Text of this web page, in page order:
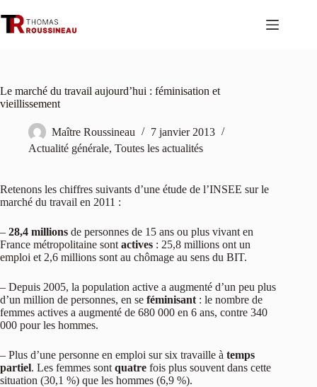
au
contenu
Le marché du travail aujourd’hui : féminisation et
vieillissement
Maître Roussineau
7 janvier 2013
Actualité générale, Toutes les actualités
Retenons les chiffres suivants d’une étude de l’INSEE sur le
marché du travail en 2011 :
– 28,4 millions de personnes de 15 ans ou plus vivant en
France métropolitaine sont actives : 25,8 millions ont un
emploi et 2,6 millions sont au chômage au sens du BIT.
– Depuis 2005, la population active a augmenté d’un peu plus
d’un million de personnes, en se féminisant : le nombre de
femmes actives a augmenté de 680 000 en 6 ans, contre 340
000 pour les hommes.
– Plus d’une personne en emploi sur six travaille à temps
partiel. Les femmes sont quatre fois plus souvent dans cette
situation (30,1 %) que les hommes (6,9 %).